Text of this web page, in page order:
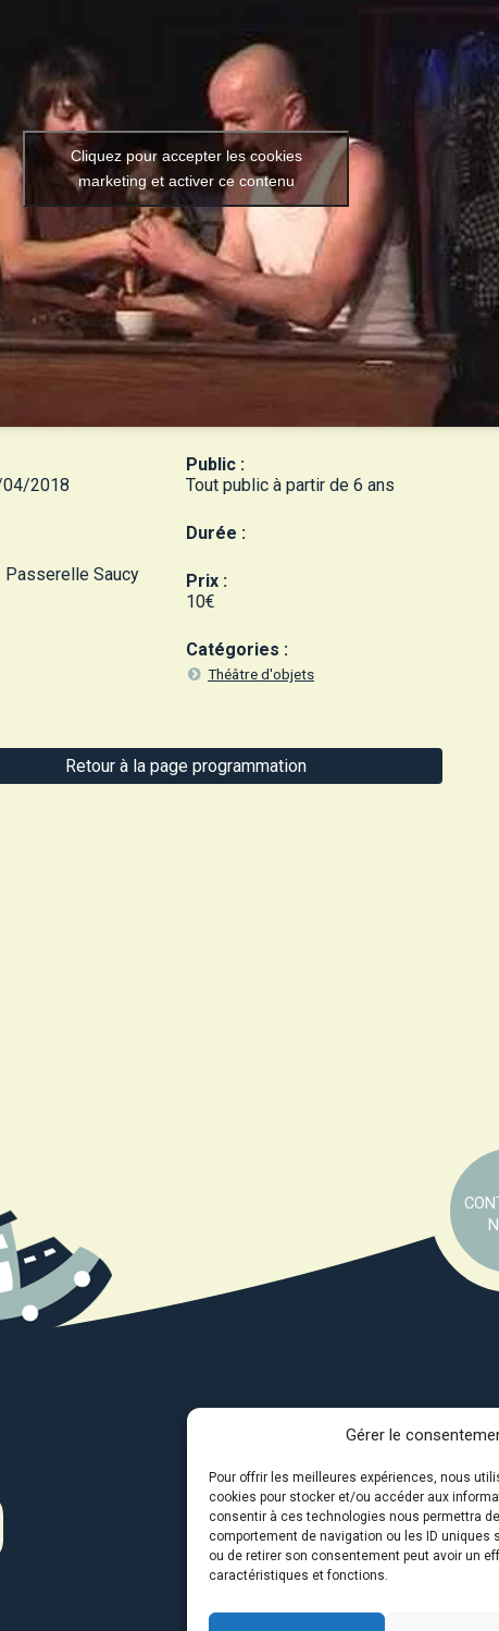
Gérer le
Pour offrir les meilleures expériences, nous
cookies pour stocker et/ou accéder aux
consentir à ces technologies nous permettra
comportement de navigation ou les ID uniques
ou de retirer son consentement peut avoir un
caractéristiques et fonctions.
Cliquez pour accepter les cookies
marketing et activer ce contenu
2018
Saucy
Public :
Tout public à partir de 6 ans
Durée :
Prix :
10€
Catégories :
Théâtre d'objets
Retour à la page programmation
Avec le soutien de :